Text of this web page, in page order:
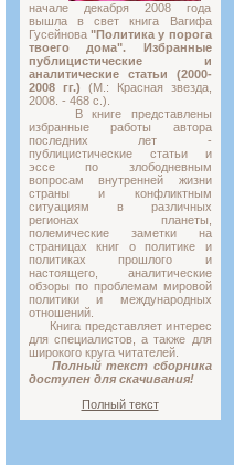
начале декабря 2008 года
вышла в свет книга Вагифа
Гусейнова "Политика у порога
твоего дома". Избранные
публицистические и
аналитические статьи (2000-
2008 гг.) (М.: Красная звезда,
2008. - 468 с.).
В книге представлены
избранные работы автора
последних лет -
публицистические статьи и
эссе по злободневным
вопросам внутренней жизни
страны и конфликтным
ситуациям в различных
регионах планеты,
полемические заметки на
страницах книг о политике и
политиках прошлого и
настоящего, аналитические
обзоры по проблемам мировой
политики и международных
отношений.
Книга представляет интерес
для специалистов, а также для
широкого круга читателей.
Полный текст сборника
доступен для скачивания!
Полный текст